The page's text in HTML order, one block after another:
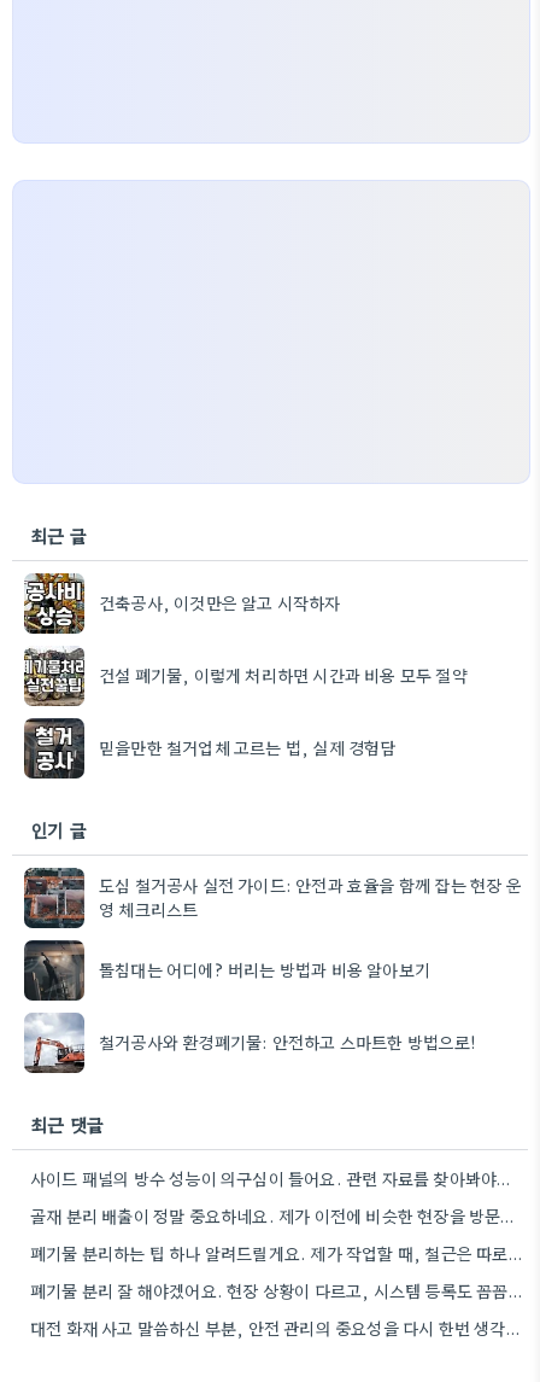
최근 글
건축공사, 이것만은 알고 시작하자
건설 폐기물, 이렇게 처리하면 시간과 비용 모두 절약
믿을만한 철거업체 고르는 법, 실제 경험담
인기 글
도심 철거공사 실전 가이드: 안전과 효율을 함께 잡는 현장 운
영 체크리스트
돌침대는 어디에? 버리는 방법과 비용 알아보기
철거공사와 환경폐기물: 안전하고 스마트한 방법으로!
최근 댓글
사이드 패널의 방수 성능이 의구심이 들어요. 관련 자료를 찾아봐야겠네요.
골재 분리 배출이 정말 중요하네요. 제가 이전에 비슷한 현장을 방문했을 때도 이렇게 철저하게 분류하지 않은…
폐기물 분리하는 팁 하나 알려드릴게요. 제가 작업할 때, 철근은 따로 모아두고 골재는 색깔별로 구분해서 보관했는데,…
폐기물 분리 잘 해야겠어요. 현장 상황이 다르고, 시스템 등록도 꼼꼼히 확인해야 하니까.
대전 화재 사고 말씀하신 부분, 안전 관리의 중요성을 다시 한번 생각하게 되네요. 특히 규모가 큰…